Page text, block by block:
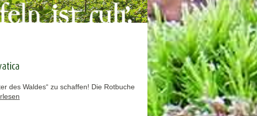
des Waldes“ zu schaffen! Die Rotbuche